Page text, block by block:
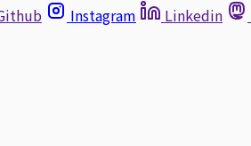
Instagram Linkedin